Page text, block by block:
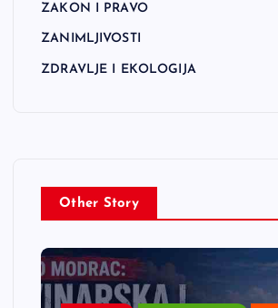
ZAKON I PRAVO
ZANIMLJIVOSTI
ZDRAVLJE I EKOLOGIJA
Other Story